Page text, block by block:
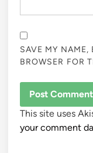
SAVE MY
BROWSER FOR
This site uses
your comment